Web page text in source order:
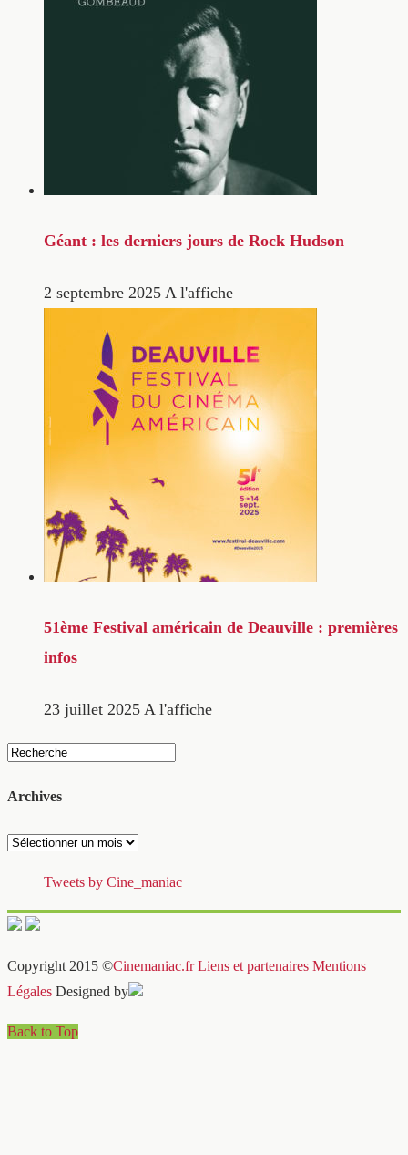
Géant : les derniers jours de Rock Hudson
2 septembre 2025 A l'affiche
51ème Festival américain de Deauville : premières
infos
23 juillet 2025 A l'affiche
Archives
Archives
Tweets by Cine_maniac
Copyright 2015 ©Cinemaniac.fr Liens et partenaires Mentions
Légales Designed by
Back to Top